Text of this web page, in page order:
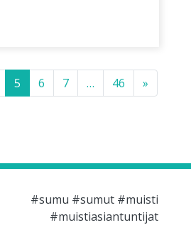
5 6 7 … 46 »
#sumu #sumut #muisti
#muistiasiantuntijat